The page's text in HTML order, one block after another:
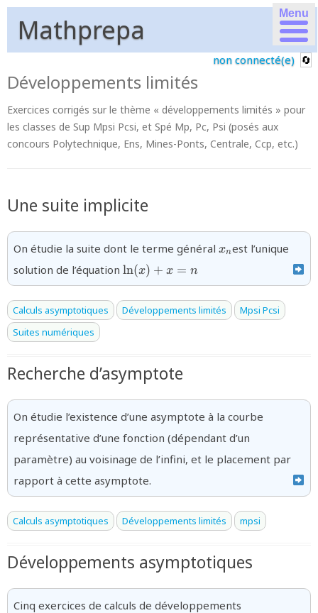
Menu
Mathprepa
non connecté(e)
Développements limités
Exercices corrigés sur le thème « développements limités » pour
les classes de Sup Mpsi Pcsi, et Spé Mp, Pc, Psi (posés aux
concours Polytechnique, Ens, Mines-Ponts, Centrale, Ccp, etc.)
Une suite implicite
On étudie la suite dont le terme général {x_n}
xnest l’unique
solution de l’équation {\ln(x)+x
= n}
ln(x) + x = n
Calculs asymptotiques Développements limités
Mpsi Pcsi
Suites numériques
Recherche d’asymptote
On étudie l’existence d’une asymptote à la courbe
représentative d’une fonction (dépendant d’un
paramètre) au voisinage de l’infini, et le placement par
rapport à cette asymptote.
Calculs asymptotiques Développements limités mpsi
Développements asymptotiques
Cinq exercices de calculs de développements